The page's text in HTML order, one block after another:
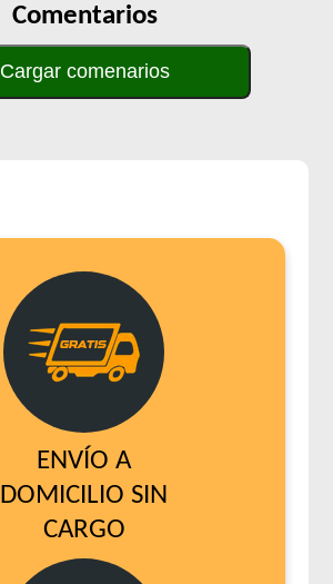
Comentarios
Cargar comenarios
ENVÍO A
DOMICILIO SIN
CARGO